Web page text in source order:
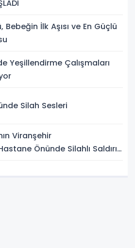
Bebeğin İlk Aşısı ve En Güçlü
Yeşillendirme Çalışmaları
Silah Sesleri
Viranşehir
Önünde Silahlı Saldırı: